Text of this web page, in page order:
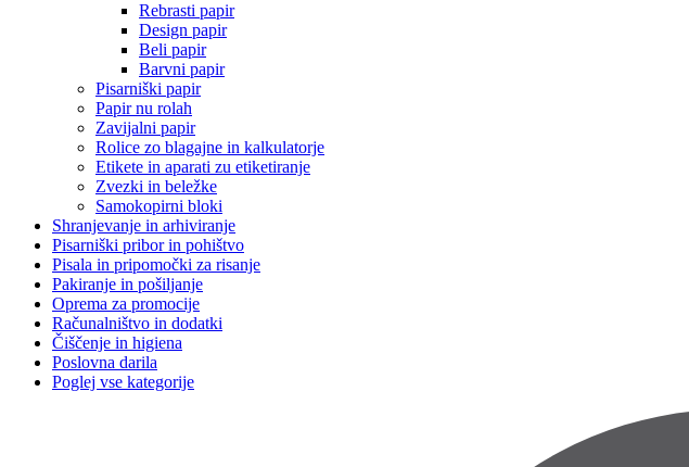
Rebrasti papir
Design papir
Beli papir
Barvni papir
Pisarniški papir
Papir nu rolah
Zavijalni papir
Rolice zo blagajne in kalkulatorje
Etikete in aparati zu etiketiranje
Zvezki in beležke
Samokopirni bloki
Shranjevanje in arhiviranje
Pisarniški pribor in pohištvo
Pisala in pripomočki za risanje
Pakiranje in pošiljanje
Oprema za promocije
Računalništvo in dodatki
Čiščenje in higiena
Poslovna darila
Poglej vse kategorije